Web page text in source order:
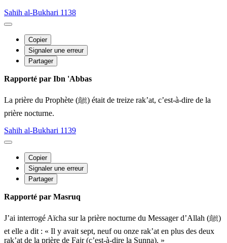
Sahih al-Bukhari 1138
Copier
Signaler une erreur
Partager
Rapporté par Ibn 'Abbas
La prière du Prophète (ﷺ) était de treize rak’at, c’est-à-dire de la
prière nocturne.
Sahih al-Bukhari 1139
Copier
Signaler une erreur
Partager
Rapporté par Masruq
J’ai interrogé Aïcha sur la prière nocturne du Messager d’Allah (ﷺ)
et elle a dit : « Il y avait sept, neuf ou onze rak’at en plus des deux
rak’at de la prière de Fajr (c’est-à-dire la Sunna). »